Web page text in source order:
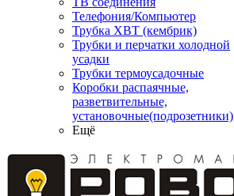
Телефония/Компьютер
Трубка ХВТ (кембрик)
Трубки и перчатки холодной
усадки
Трубки термоусадочные
Коробки распаячные,
разветвительные,
установочные(подрозетники)
Ещё